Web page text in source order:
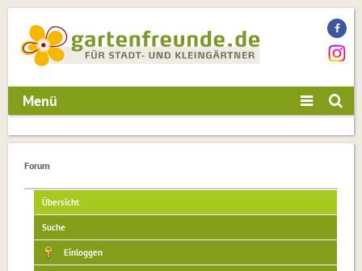
Menü
Forum
Übersicht
Suche
Einloggen